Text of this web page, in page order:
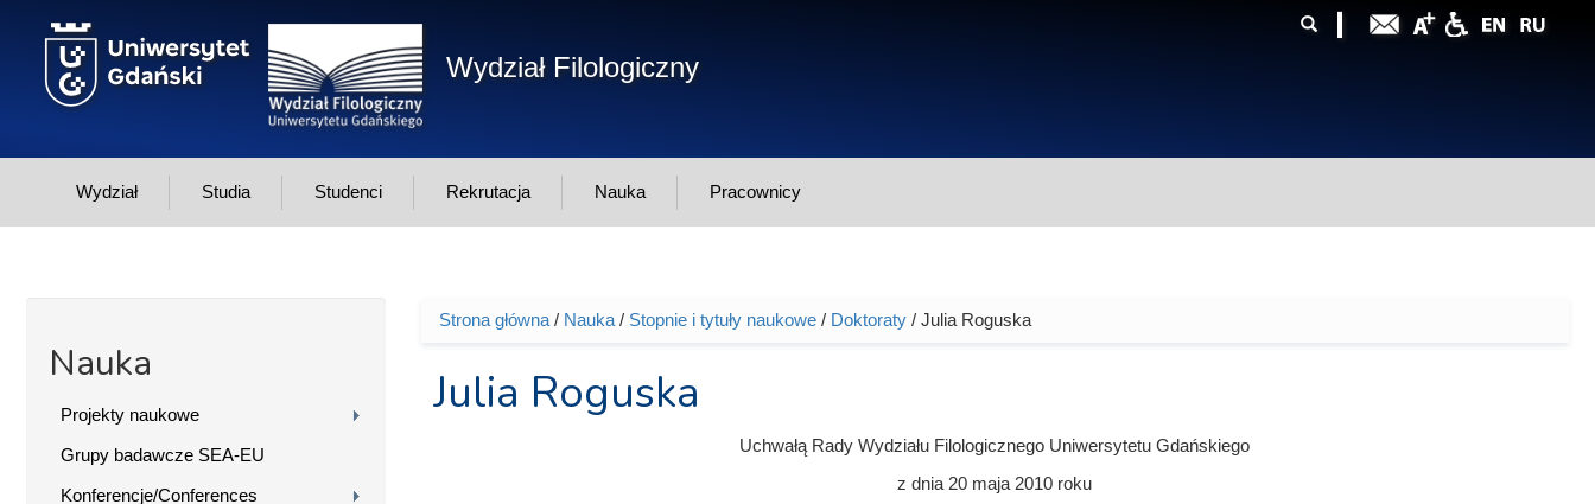
Wydział Filologiczny
Wydział Studia Studenci Rekrutacja Nauka Pracownicy
Nauka
Projekty naukowe
Grupy badawcze SEA-EU
Konferencje/Conferences
Jesteś tutaj
Strona główna/ Nauka/ Stopnie i tytuły naukowe/ Doktoraty/ Julia Roguska
Julia Roguska
Uchwałą Rady Wydziału Filologicznego Uniwersytetu Gdańskiego
z dnia 20 maja 2010 roku